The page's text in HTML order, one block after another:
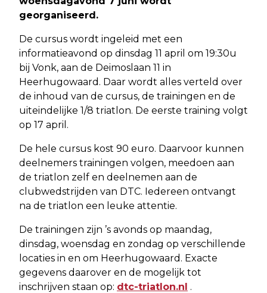
georganiseerd.
De cursus wordt ingeleid met een
informatieavond op dinsdag 11 april om 19:30u
bij Vonk, aan de Deimoslaan 11 in
Heerhugowaard. Daar wordt alles verteld over
de inhoud van de cursus, de trainingen en de
uiteindelijke 1/8 triatlon. De eerste training volgt
op 17 april.
De hele cursus kost 90 euro. Daarvoor kunnen
deelnemers trainingen volgen, meedoen aan
de triatlon zelf en deelnemen aan de
clubwedstrijden van DTC. Iedereen ontvangt
na de triatlon een leuke attentie.
De trainingen zijn ’s avonds op maandag,
dinsdag, woensdag en zondag op verschillende
locaties in en om Heerhugowaard. Exacte
gegevens daarover en de mogelijk tot
inschrijven staan op: dtc-triatlon.nl .